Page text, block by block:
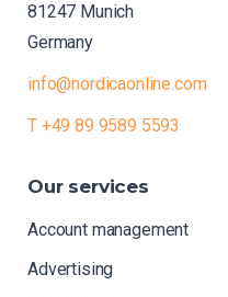
81247 Munich
Germany
info@nordicaonline.com
T +49 89 9589 5593
Our services
Account management
Advertising